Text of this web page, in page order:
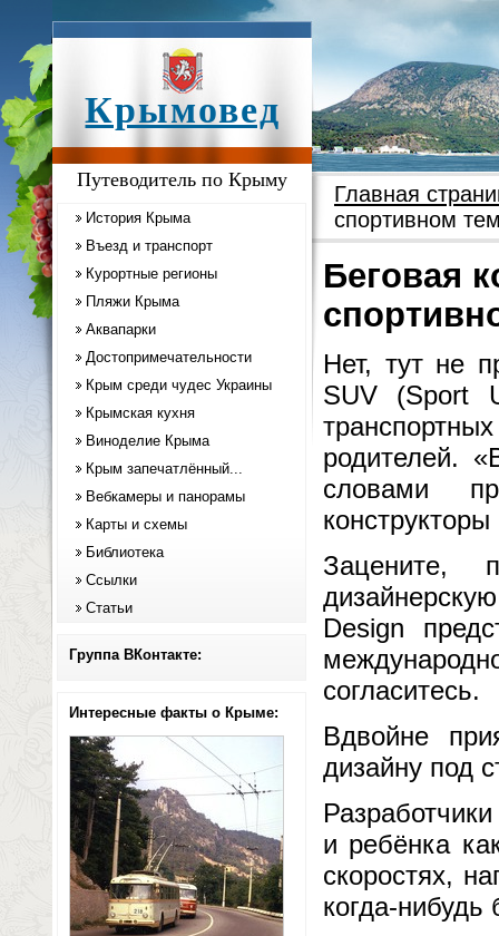
Крымовед
Путеводитель по Крыму
История Крыма
Въезд и транспорт
Курортные регионы
Пляжи Крыма
Аквапарки
Достопримечательности
Крым среди чудес Украины
Крымская кухня
Виноделие Крыма
Крым запечатлённый...
Вебкамеры и панорамы
Карты и схемы
Библиотека
Ссылки
Статьи
Группа ВКонтакте:
Интересные факты о Крыме:
Главная
спортивном
Беговая
Нет, тут не
SUV (Sport
родителей.
словами
Зацените,
Design
согласитесь.
Вдвойне
дизайну под
и ребёнка
скоростях,
когда-нибудь